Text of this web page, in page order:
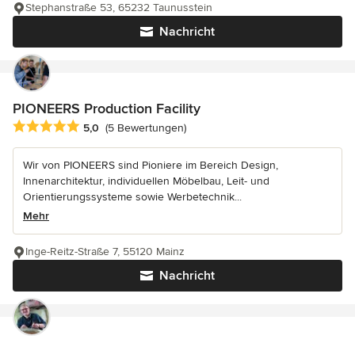
Nachricht
Stephanstraße 53, 65232 Taunusstein
PIONEERS Production Facility
Durchschnittliche Bewertung: 5 von 5 Sternen
5,0 (5 Bewertungen)
Wir von PIONEERS sind Pioniere im Bereich Design,
Innenarchitektur, individuellen Möbelbau, Leit- und
Orientierungssysteme sowie Werbetechnik...
Mehr
Nachricht
Inge-Reitz-Straße 7, 55120 Mainz